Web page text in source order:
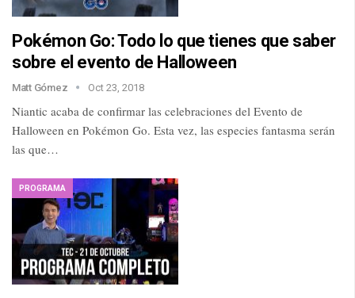
Pokémon Go: Todo lo que tienes que saber
sobre el evento de Halloween
Matt Gómez Oct 23, 2018
Niantic acaba de confirmar las celebraciones del Evento de
Halloween en Pokémon Go. Esta vez, las especies fantasma serán
las que…
PROGRAMA